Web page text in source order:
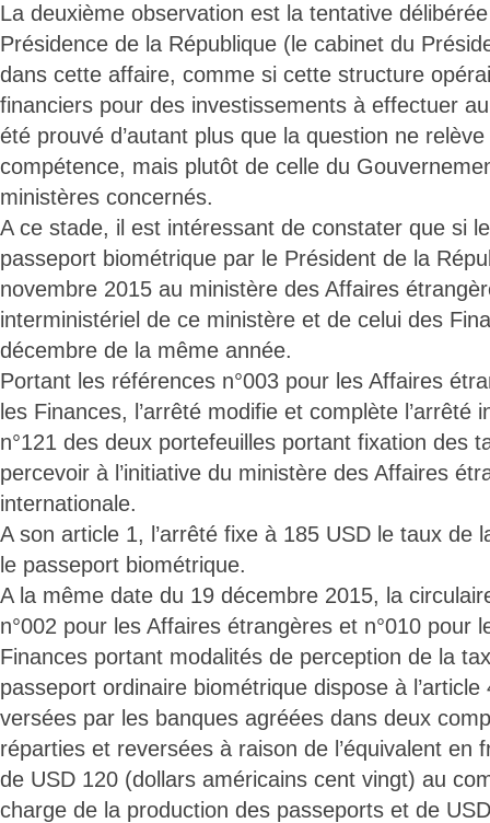
La deuxième observation est la tentative délibérée
Présidence de la République (le cabinet du
dans cette affaire, comme si cette structure
financiers pour des investissements à effectuer
été prouvé d’autant plus que la question ne
compétence, mais plutôt de celle du
ministères concernés.
A ce stade, il est intéressant de constater que si
passeport biométrique par le Président de la
novembre 2015 au ministère des Affaires
interministériel de ce ministère et de celui des
décembre de la même année.
Portant les références n°003 pour les Affaires
les Finances, l’arrêté modifie et complète l’arrêté
n°121 des deux portefeuilles portant fixation des
percevoir à l’initiative du ministère des Affaires
internationale.
A son article 1, l’arrêté fixe à 185 USD le taux de
le passeport biométrique.
A la même date du 19 décembre 2015, la
n°002 pour les Affaires étrangères et n°010 pour
Finances portant modalités de perception de la
passeport ordinaire biométrique dispose à
versées par les banques agréées dans deux
réparties et reversées à raison de l’équivalent en
de USD 120 (dollars américains cent vingt) au
charge de la production des passeports et de